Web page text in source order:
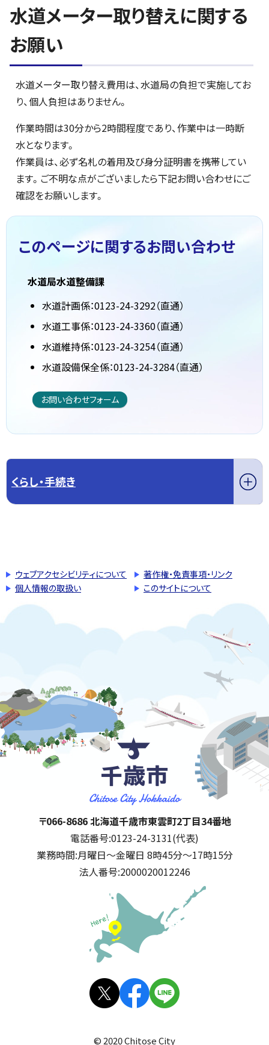
水道メーター取り替えに関する
お願い
水道メーター取り替え費用は、水道局の負担で実施してお
り、個人負担はありません。
作業時間は30分から2時間程度であり、作業中は一時断
水となります。
作業員は、必ず名札の着用及び身分証明書を携帯してい
ます。ご不明な点がございましたら下記お問い合わせにご
確認をお願いします。
このページに関するお問い合わせ
水道局水道整備課
水道計画係：0123-24-3292（直通）
水道工事係：0123-24-3360（直通）
水道維持係：0123-24-3254（直通）
水道設備保全係：0123-24-3284（直通）
お問い合わせフォーム
くらし・手続き
ウェブアクセシビリティについて
著作権・免責事項・リンク
個人情報の取扱い
このサイトについて
千歳市
住所:
〒066-8686 北海道千歳市東雲町2丁目34番地
電話番号:0123-24-3131(代表)
業務時間:月曜日～金曜日 8時45分～17時15分
法人番号:2000020012246
公式SNS
© 2020 Chitose City